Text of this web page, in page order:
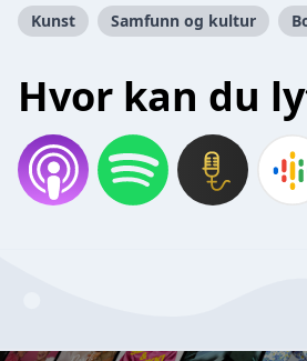
Kunst Samfunn og kultur
Hvor kan du